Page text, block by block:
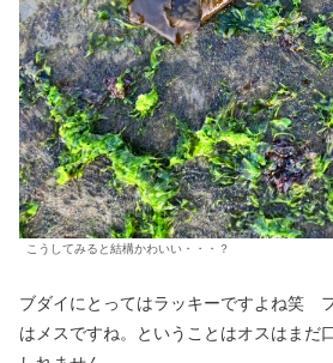
こうしてみると結構かわいい・・・？
ブダイにとってはラッキーですよね笑
はメスですね。ということはオスはまだ